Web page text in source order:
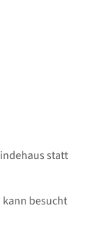
statt
besucht